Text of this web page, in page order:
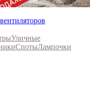
Уличные
СпотыЛампочки